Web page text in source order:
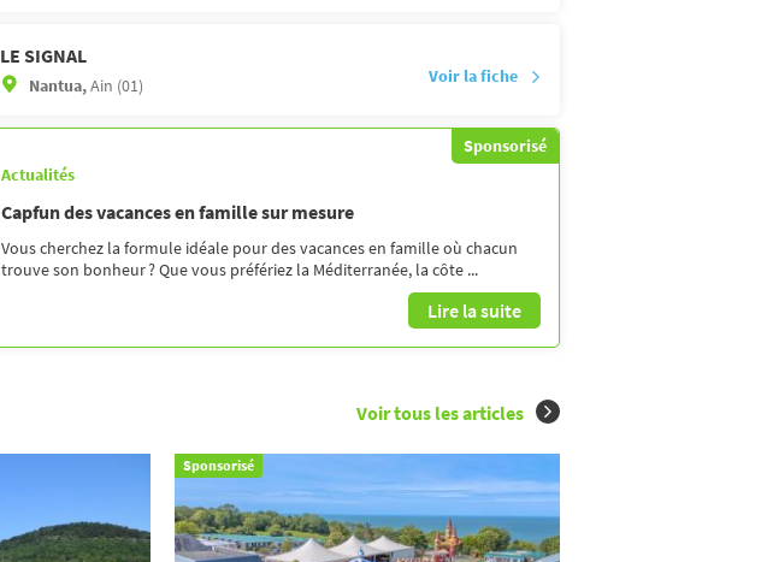
LE SIGNAL
Nantua,Ain (01) Voir la fiche
Sponsorisé
Actualités
Capfun des vacances en famille sur mesure
Vous cherchez la formule idéale pour des vacances en famille où chacun
trouve son bonheur ? Que vous préfériez la Méditerranée, la côte ...
Lire la suite
Voir tous les articles
Sponsorisé